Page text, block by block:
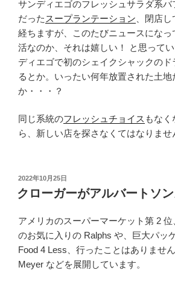
サンディエゴのフレッシュサラダ系バ
だった スープランテーション 、閉店
経ちますが、このたびニュースになっ
活なのか、それは嬉しい！ と思って
ディエゴで初のシェイクシャックの
るとか。いったい何年放置された土地
か・・・？
同じ系統のフレッシュチョイス もな
ら、新しい店を探さなくてはなりませ
投
稿
日:
2022年10月25日
クローガーがアルバートソ
アメリカのスーパーマーケット第 2
のお気に入りの Ralphs や、巨大パッ
Food 4 Less、行ったことはありませ
Meyer などを展開しています。